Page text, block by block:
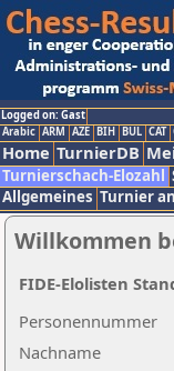
Logged on: Gast
Arabic ARM AZE BIH BUL CAT
Home TurnierDB
Turnierschach-Elozahl
Allgemeines Turnier
Willkommen
Nachname
Personennummer
FIDE-Elolisten